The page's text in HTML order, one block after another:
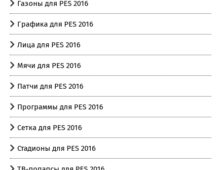
Газоны для PES 2016
Графика для PES 2016
Лица для PES 2016
Мячи для PES 2016
Патчи для PES 2016
Программы для PES 2016
Сетка для PES 2016
Стадионы для PES 2016